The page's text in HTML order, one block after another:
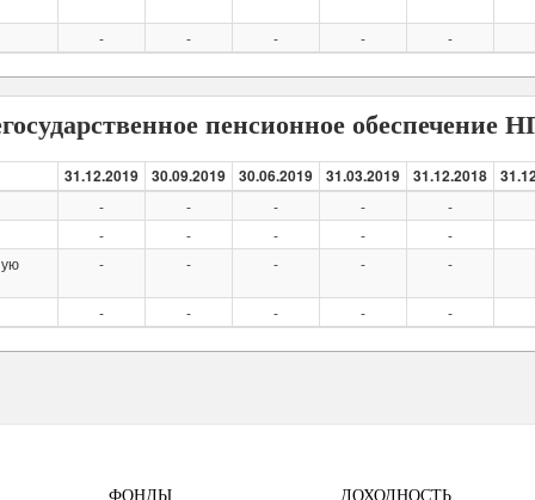
- - - - -
пенсионное обеспечение
31.12.2019 30.09.2019 30.06.2019 31.03.2019 31.12.2018
- - - -
-
-
- - -
-
- - - - -
- - - - -
ФОНДЫ ДОХОДНОСТЬ